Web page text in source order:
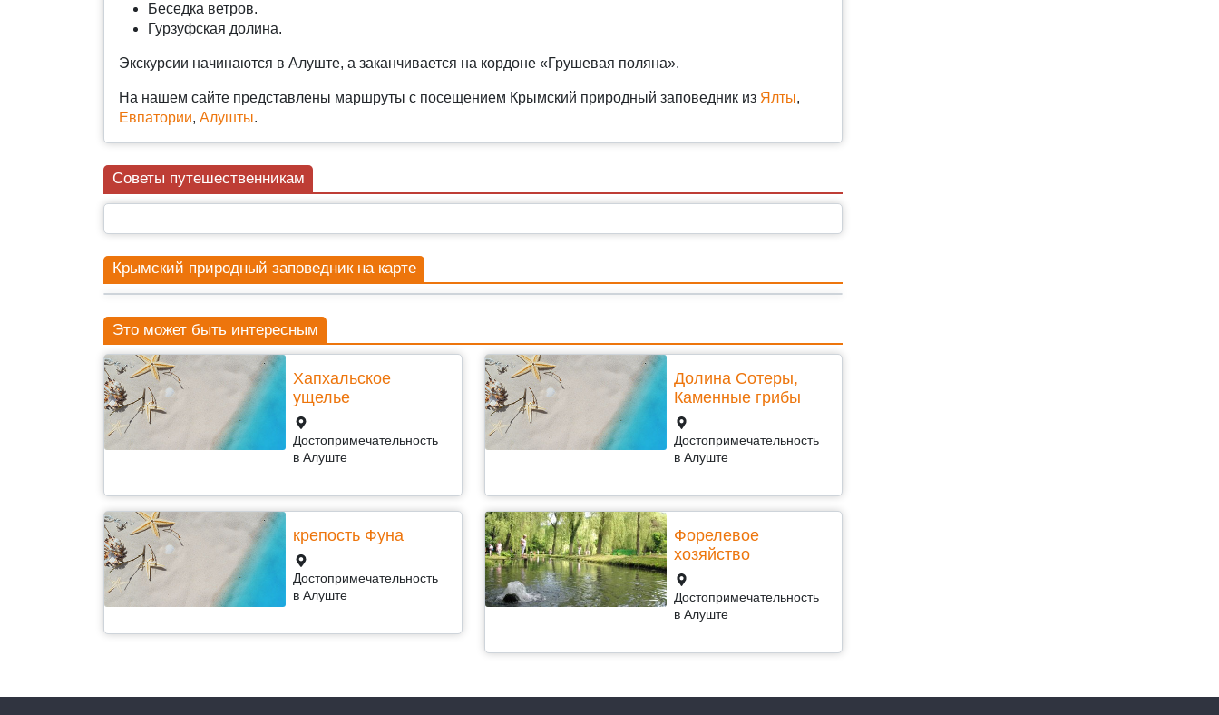
Беседка ветров.
Гурзуфская долина.
Экскурсии начинаются в Алуште, а заканчивается на кордоне «Грушевая поляна».
На нашем сайте представлены маршруты с посещением Крымский природный заповедник из Ялты,
Евпатории, Алушты.
Советы путешественникам
Крымский природный заповедник на карте
Это может быть интересным
Хапхальское
ущелье
Достопримечательность
в Алуште
Долина Сотеры,
Каменные грибы
Достопримечательность
в Алуште
крепость Фуна
Достопримечательность
в Алуште
Форелевое
хозяйство
Достопримечательность
в Алуште